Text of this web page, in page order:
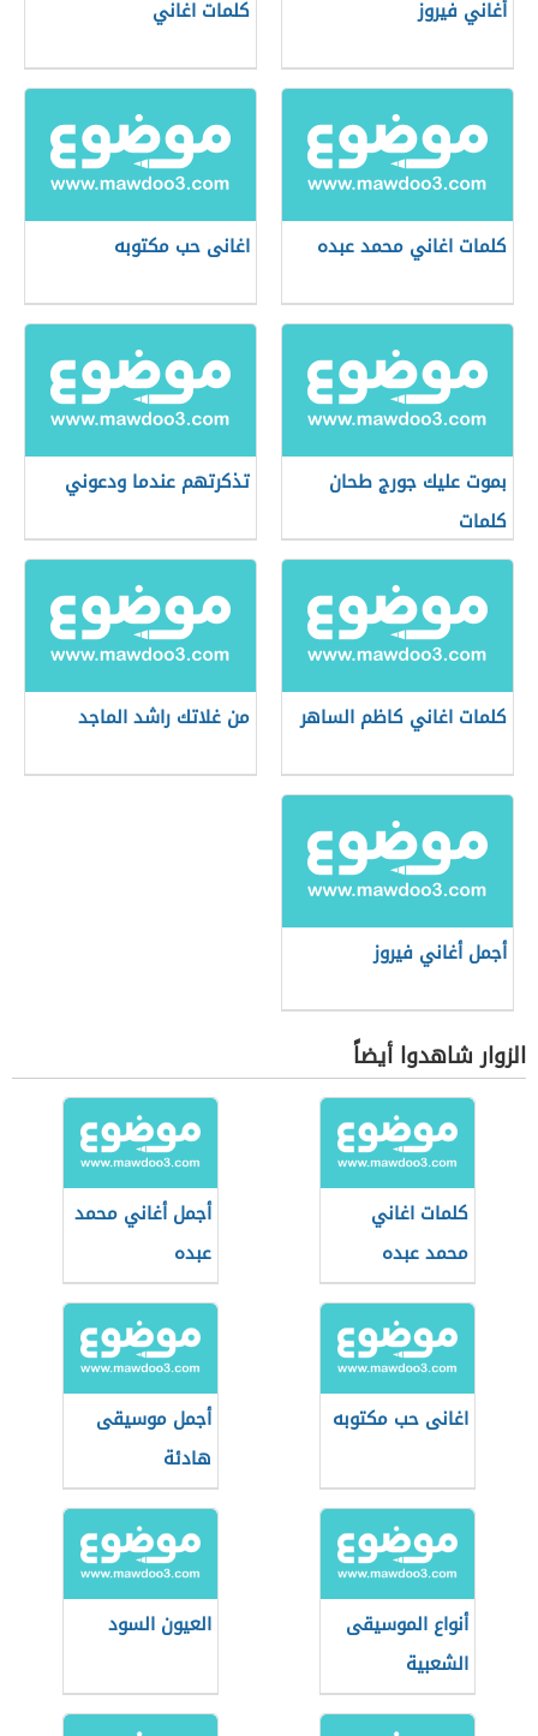
أغاني فيروز كلمات اغاني
كلمات اغاني محمد عبده اغانى حب مكتوبه
بموت عليك جورج طحان
كلمات
تذكرتهم عندما ودعوني
كلمات اغاني كاظم الساهر من غلاتك راشد الماجد
أجمل أغاني فيروز
الزوار شاهدوا أيضاً
كلمات اغاني
محمد عبده
أجمل أغاني محمد
عبده
اغانى حب مكتوبه
أجمل موسيقى
هادئة
أنواع الموسيقى
الشعبية
العيون السود